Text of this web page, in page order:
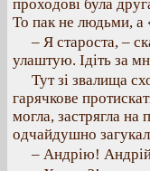
проходові була
То пак не людьми,
– Я староста, –
улаштую. Ідіть за
Тут зі звалища
гарячкове
могла, застрягла на
одчайдушно
– Андрію!